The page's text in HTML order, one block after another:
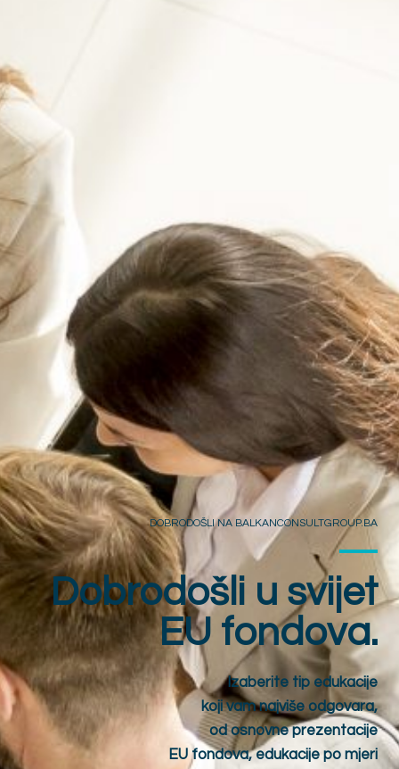
DOBRODOŠLI NA BALKANCONSULTGROUP.BA
Dobrodošli u svijet
EU fondova.
Izaberite tip edukacije
koji vam najviše odgovara,
od osnovne prezentacije
EU fondova, edukacije po mjeri